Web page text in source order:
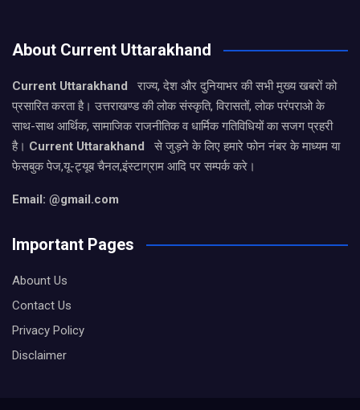
About Current Uttarakhand
Current Uttarakhand
राज्य, देश और दुनियाभर की सभी मुख्य खबरों को
प्रसारित करता है। उत्तराखण्ड की लोक संस्कृति, विरासतों, लोक परंपराओ के
साथ-साथ आर्थिक, सामाजिक राजनीतिक व धार्मिक गतिविधियों का सजग प्रहरी
है। Current Uttarakhand
से जुड़ने के लिए हमारे फोन नंबर के माध्यम या
फेसबुक पेज,यू-ट्यूब चैनल,इंस्टाग्राम आदि पर सम्पर्क करे।
Email: @gmail.com
Important Pages
Abount Us
Contact Us
Privacy Policy
Disclaimer